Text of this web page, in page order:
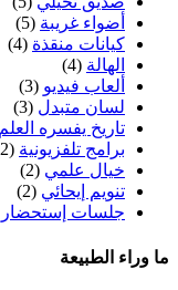
أضواء غريبة (5)
كيانات منقذة (4)
الهالة (4)
ألعاب فيديو (3)
لسان متبدل (3)
تاريخ يفسره العلم
برامج تلفزيونية (2)
خيال علمي (2)
تنويم إيحائي (2)
جلسات إستحضار
ما وراء الطبيعة